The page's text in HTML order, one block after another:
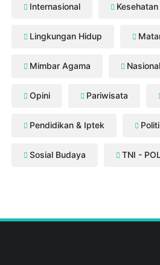
Internasional Kesehatan
Lingkungan Hidup
Mimbar Agama Nasional
Opini Pariwisata
Pendidikan & Iptek
Sosial Budaya TNI -